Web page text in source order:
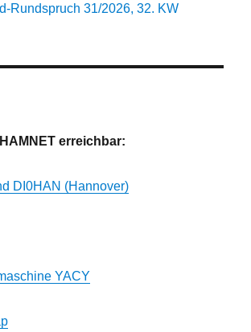
Rundspruch 31/2026, 32. KW
erreichbar:
DI0HAN (Hannover)
YACY